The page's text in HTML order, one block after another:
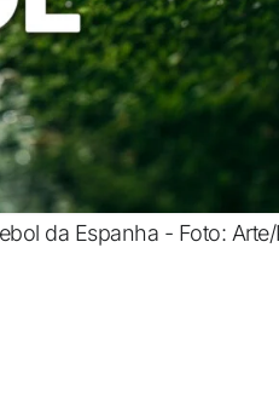
da Espanha - Foto: Arte/